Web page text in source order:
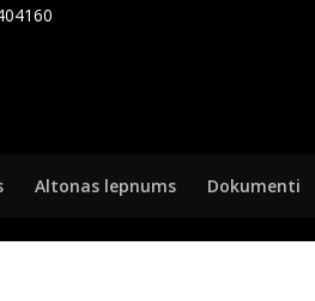
Altonas lepnums Dokumenti